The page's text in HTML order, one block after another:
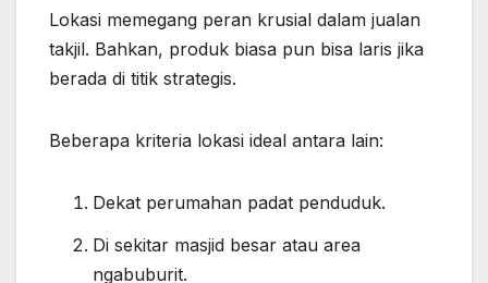
Lokasi memegang peran krusial dalam jualan
takjil. Bahkan, produk biasa pun bisa laris jika
berada di titik strategis.
Beberapa kriteria lokasi ideal antara lain:
Dekat perumahan padat penduduk.
Di sekitar masjid besar atau area
ngabuburit.